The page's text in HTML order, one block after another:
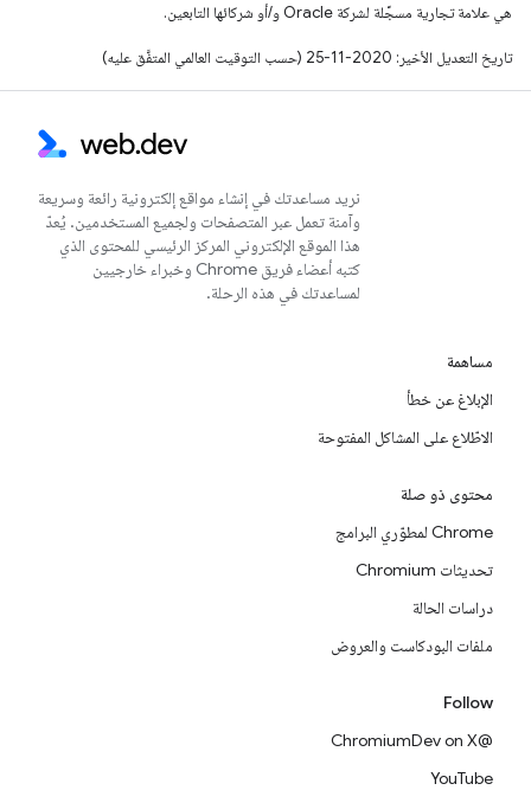
هي علامة تجارية مسجَّلة لشركة Oracle و/أو شركائها التابعين.
تاريخ التعديل الأخير: 2020-11-25 (حسب التوقيت العالمي المتفَّق عليه)
نريد مساعدتك في إنشاء مواقع إلكترونية رائعة وسريعة
وآمنة تعمل عبر المتصفحات ولجميع المستخدمين. يُعدّ
هذا الموقع الإلكتروني المركز الرئيسي للمحتوى الذي
كتبه أعضاء فريق Chrome وخبراء خارجيين
لمساعدتك في هذه الرحلة.
مساهمة
الإبلاغ عن خطأ
الاطّلاع على المشاكل المفتوحة
محتوى ذو صلة
Chrome لمطوّري البرامج
تحديثات Chromium
دراسات الحالة
ملفات البودكاست والعروض
Follow
@ChromiumDev on X
YouTube